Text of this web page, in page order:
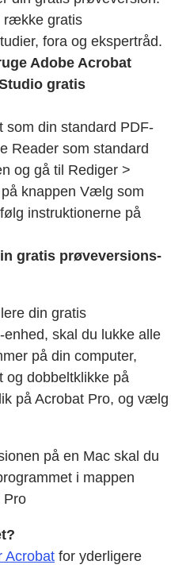
række gratis
fora og ekspertråd.
Adobe Acrobat
gratis
som din standard PDF-
Reader som standard
og gå til Rediger >
knappen Vælg som
instruktionerne på
gratis prøveversions-
din gratis
skal du lukke alle
på din computer,
og dobbeltklikke på
på Acrobat Pro, og vælg
på en Mac skal du
i mappen
Pro
Acrobat for yderligere